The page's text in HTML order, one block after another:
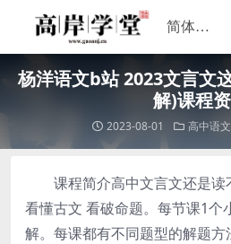
杨洋语文b站 2023文言文
解)课程
2023-08-01 高中语文
课程简介高中文言文还是读
看懂古文 看破命题。每节课1个
解。每课都有不同题型的解题